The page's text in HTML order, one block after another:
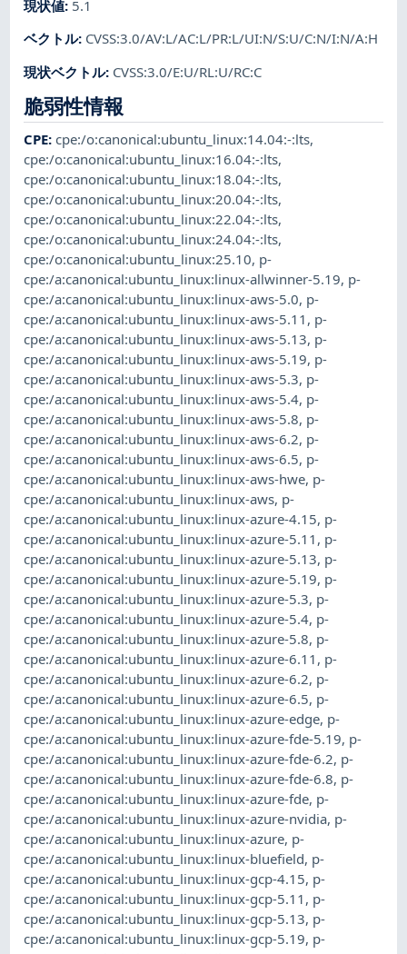
現状値: 5.1
ベクトル: CVSS:3.0/AV:L/AC:L/PR:L/UI:N/S:U/C:N/I:N/A:H
現状ベクトル: CVSS:3.0/E:U/RL:U/RC:C
脆弱性情報
CPE:cpe:/o:canonical:ubuntu_linux:14.04:-:lts,
cpe:/o:canonical:ubuntu_linux:16.04:-:lts,
cpe:/o:canonical:ubuntu_linux:18.04:-:lts,
cpe:/o:canonical:ubuntu_linux:20.04:-:lts,
cpe:/o:canonical:ubuntu_linux:22.04:-:lts,
cpe:/o:canonical:ubuntu_linux:24.04:-:lts,
cpe:/o:canonical:ubuntu_linux:25.10, p-
cpe:/a:canonical:ubuntu_linux:linux-allwinner-5.19, p-
cpe:/a:canonical:ubuntu_linux:linux-aws-5.0, p-
cpe:/a:canonical:ubuntu_linux:linux-aws-5.11 , p-
cpe:/a:canonical:ubuntu_linux:linux-aws-5.13, p-
cpe:/a:canonical:ubuntu_linux:linux-aws-5.19, p-
cpe:/a:canonical:ubuntu_linux:linux-aws-5.3, p-
cpe:/a:canonical:ubuntu_linux:linux-aws-5.4, p-
cpe:/a:canonical:ubuntu_linux:linux-aws-5.8, p-
cpe:/a:canonical:ubuntu_linux:linux-aws-6.2, p-
cpe:/a:canonical:ubuntu_linux:linux-aws-6.5, p-
cpe:/a:canonical:ubuntu_linux:linux-aws-hwe, p-
cpe:/a:canonical:ubuntu_linux:linux-aws, p-
cpe:/a:canonical:ubuntu_linux:linux-azure-4.15, p-
cpe:/a:canonical:ubuntu_linux:linux-azure-5.11 , p-
cpe:/a:canonical:ubuntu_linux:linux-azure-5.13, p-
cpe:/a:canonical:ubuntu_linux:linux-azure-5.19, p-
cpe:/a:canonical:ubuntu_linux:linux-azure-5.3, p-
cpe:/a:canonical:ubuntu_linux:linux-azure-5.4, p-
cpe:/a:canonical:ubuntu_linux:linux-azure-5.8, p-
cpe:/a:canonical:ubuntu_linux:linux-azure-6.11 , p-
cpe:/a:canonical:ubuntu_linux:linux-azure-6.2, p-
cpe:/a:canonical:ubuntu_linux:linux-azure-6.5, p-
cpe:/a:canonical:ubuntu_linux:linux-azure-edge, p-
cpe:/a:canonical:ubuntu_linux:linux-azure-fde-5.19, p-
cpe:/a:canonical:ubuntu_linux:linux-azure-fde-6.2, p-
cpe:/a:canonical:ubuntu_linux:linux-azure-fde-6.8, p-
cpe:/a:canonical:ubuntu_linux:linux-azure-fde, p-
cpe:/a:canonical:ubuntu_linux:linux-azure-nvidia, p-
cpe:/a:canonical:ubuntu_linux:linux-azure, p-
cpe:/a:canonical:ubuntu_linux:linux-bluefield, p-
cpe:/a:canonical:ubuntu_linux:linux-gcp-4.15, p-
cpe:/a:canonical:ubuntu_linux:linux-gcp-5.11 , p-
cpe:/a:canonical:ubuntu_linux:linux-gcp-5.13, p-
cpe:/a:canonical:ubuntu_linux:linux-gcp-5.19, p-